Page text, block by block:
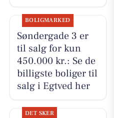
BOLIGMARKED
Søndergade 3 er
til salg for kun
450.000 kr.: Se de
billigste boliger til
salg i Egtved her
DET SKER